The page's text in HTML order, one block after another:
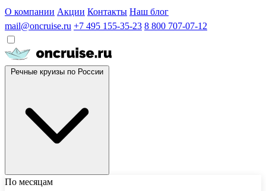
О компании Акции Контакты Наш блог
mail@oncruise.ru +7 495 155-35-23 8 800 707-07-12
По месяцам